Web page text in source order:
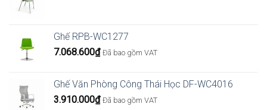
Ghế RPB-WC1277
7.068.600₫ Đã bao gồm VAT
Ghế Văn Phòng Công Thái Học DF-WC4016
3.910.000₫ Đã bao gồm VAT